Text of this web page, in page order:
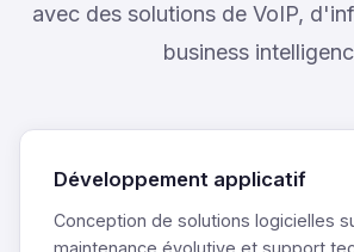
avec des solutions de VoIP,
business
Développement applicatif
Conception de solutions logicielles